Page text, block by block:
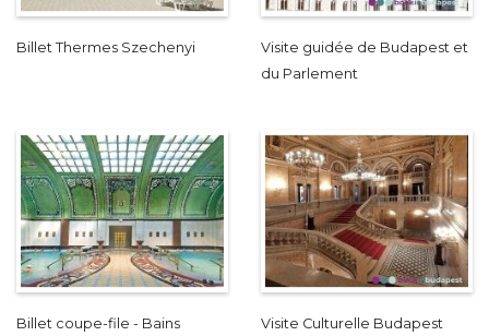
Billet Thermes Szechenyi
Visite guidée de Budapest et
du Parlement
Billet coupe-file - Bains
Visite Culturelle Budapest